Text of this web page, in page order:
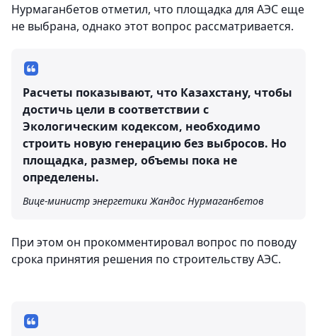
Нурмаганбетов отметил, что площадка для АЭС еще
не выбрана, однако этот вопрос рассматривается.
Расчеты показывают, что Казахстану, чтобы
достичь цели в соответствии с
Экологическим кодексом, необходимо
строить новую генерацию без выбросов. Но
площадка, размер, объемы пока не
определены.
Вице-министр энергетики Жандос Нурмаганбетов
При этом он прокомментировал вопрос по поводу
срока принятия решения по строительству АЭС.